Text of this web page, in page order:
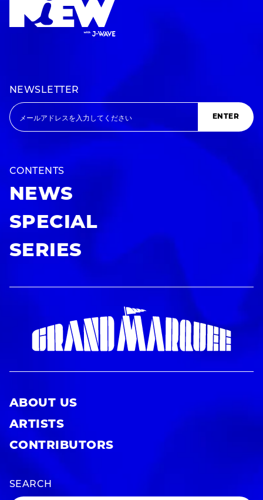
NEWSLETTER
ENTER
CONTENTS
NEWS
SPECIAL
SERIES
ABOUT US
ARTISTS
CONTRIBUTORS
SEARCH